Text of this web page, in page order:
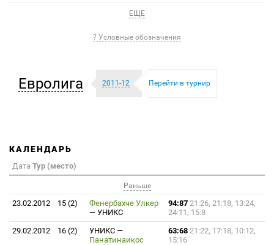
ЕЩЕ
? Условные обозначения
Евролига 2011-12 Перейти в турнир
КАЛЕНДАРЬ
Дата Тур (место)
Раньше
23.02.2012 15 (2)
Фенербахче Улкер
— УНИКС
94:87 21:26, 21:18, 13:24,
24:11, 15:8
29.02.2012
16 (2) УНИКС —
Панатинаикос
63:68 21:22, 17:18, 10:12,
15:16